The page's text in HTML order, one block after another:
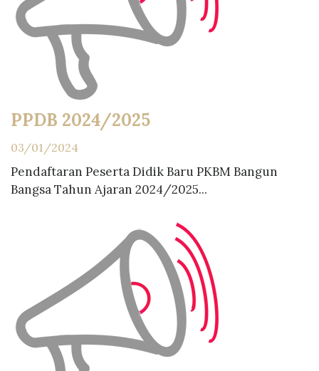
PPDB 2024/2025
03/01/2024
Pendaftaran Peserta Didik Baru PKBM Bangun
Bangsa Tahun Ajaran 2024/2025...